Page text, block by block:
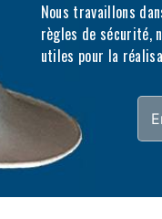
Nous travaillons
règles de sécurité,
utiles pour la